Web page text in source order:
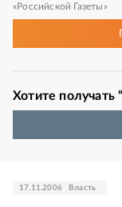
«Российской Газеты»
Хотите получать
17.11.2006 Власть